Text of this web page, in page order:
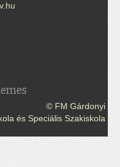
© FM Gárdonyi
és Speciális Szakiskola